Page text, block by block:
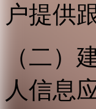
户提供
（二）
人信息